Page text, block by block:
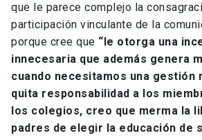
que le parece complejo la
participación vinculante de la
porque cree que “le otorga una
innecesaria que además genera
cuando necesitamos una gestión
quita responsabilidad a los
los colegios, creo que merma la
padres de elegir la educación de